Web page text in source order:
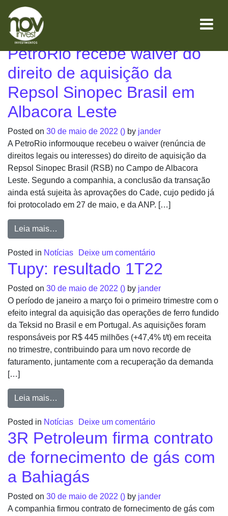
Mês:
PetroRio recebe waiver do
direito de aquisição da
Repsol Sinopec Brasil em
Albacora Leste
Posted on 30 de maio de 2022 () by jander
A PetroRio informouque recebeu o waiver (renúncia de
direitos legais ou interesses) do direito de aquisição da
Repsol Sinopec Brasil (RSB) no Campo de Albacora
Leste. Segundo a companhia, a conclusão da transação
ainda está sujeita às aprovações do Cade, cujo pedido já
foi protocolado em 27 de maio, e da ANP. […]
Leia mais…
Posted in Notícias Deixe um comentário
Tupy: resultado 1T22
Posted on 30 de maio de 2022 () by jander
O período de janeiro a março foi o primeiro trimestre com o
efeito integral da aquisição das operações de ferro fundido
da Teksid no Brasil e em Portugal. As aquisições foram
responsáveis por R$ 445 milhões (+47,4% t/t) em receita
no trimestre, contribuindo para um novo recorde de
faturamento, juntamente com a recuperação da demanda
[…]
Leia mais…
Posted in Notícias Deixe um comentário
3R Petroleum firma contrato
de fornecimento de gás com
a Bahiagás
Posted on 30 de maio de 2022 () by jander
A companhia firmou contrato de fornecimento de gás com